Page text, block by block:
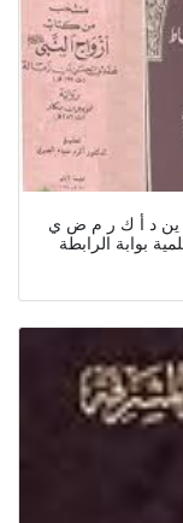
ين د أ ك ر م ض ي
بوابة الرابطة